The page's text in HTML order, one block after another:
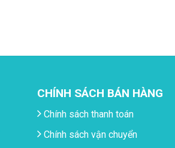
CHÍNH SÁCH BÁN HÀNG
Chính sách thanh toán
Chính sách vận chuyển